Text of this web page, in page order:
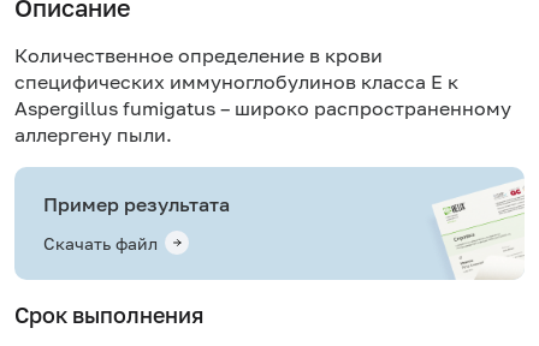
Описание
Количественное определение в крови
специфических иммуноглобулинов класса E к
Aspergillus fumigatus – широко распространенному
аллергену пыли.
Пример результата
Скачать файл
Срок выполнения